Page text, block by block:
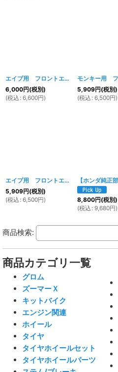
エイプ用 フロントエンブレムセット TYPE-1
6,000円(税別)
(税込 : 6,600円)
5,909円(税別)
(税込 : 6,500円)
エイプ用 フロントエンブレムセット TYPE-２
5,909円(税別)
(税込 : 6,500円) 8,800円(税別)
(税込 : 9,680円)
商品検索:
商品カテゴリ一覧
グロム
ズーマーＸ
キットバイク
エンジン関連
ホイール
タイヤ
タイヤホイールセット
タイヤホイールパーツ